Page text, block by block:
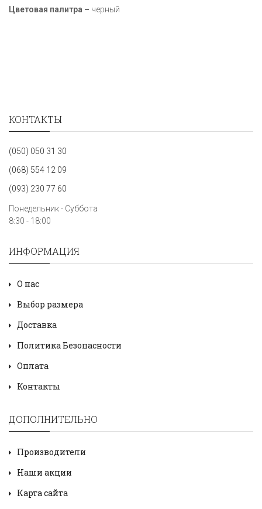
Цветовая палитра – черный
КОНТАКТЫ
(050) 050 31 30
(068) 554 12 09
(093) 230 77 60
Понедельник - Суббота
8:30 - 18:00
ИНФОРМАЦИЯ
О нас
Выбор размера
Доставка
Политика Безопасности
Оплата
Контакты
ДОПОЛНИТЕЛЬНО
Производители
Наши акции
Карта сайта